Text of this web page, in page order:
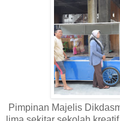
Pimpinan Majelis